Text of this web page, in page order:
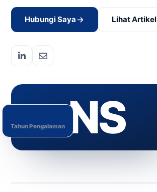
Hubungi Saya Lihat Artikel
NS
Tahun Pengalaman